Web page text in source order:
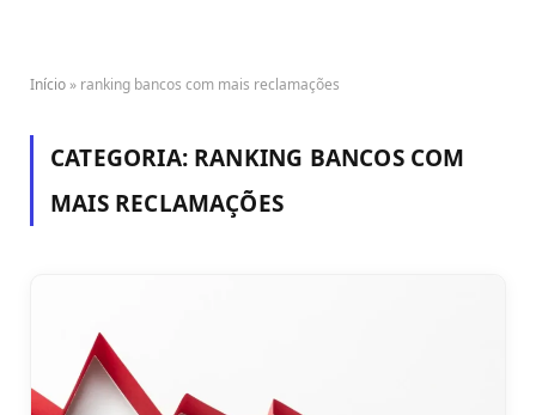
Início » ranking bancos com mais reclamações
CATEGORIA: RANKING BANCOS COM
MAIS RECLAMAÇÕES